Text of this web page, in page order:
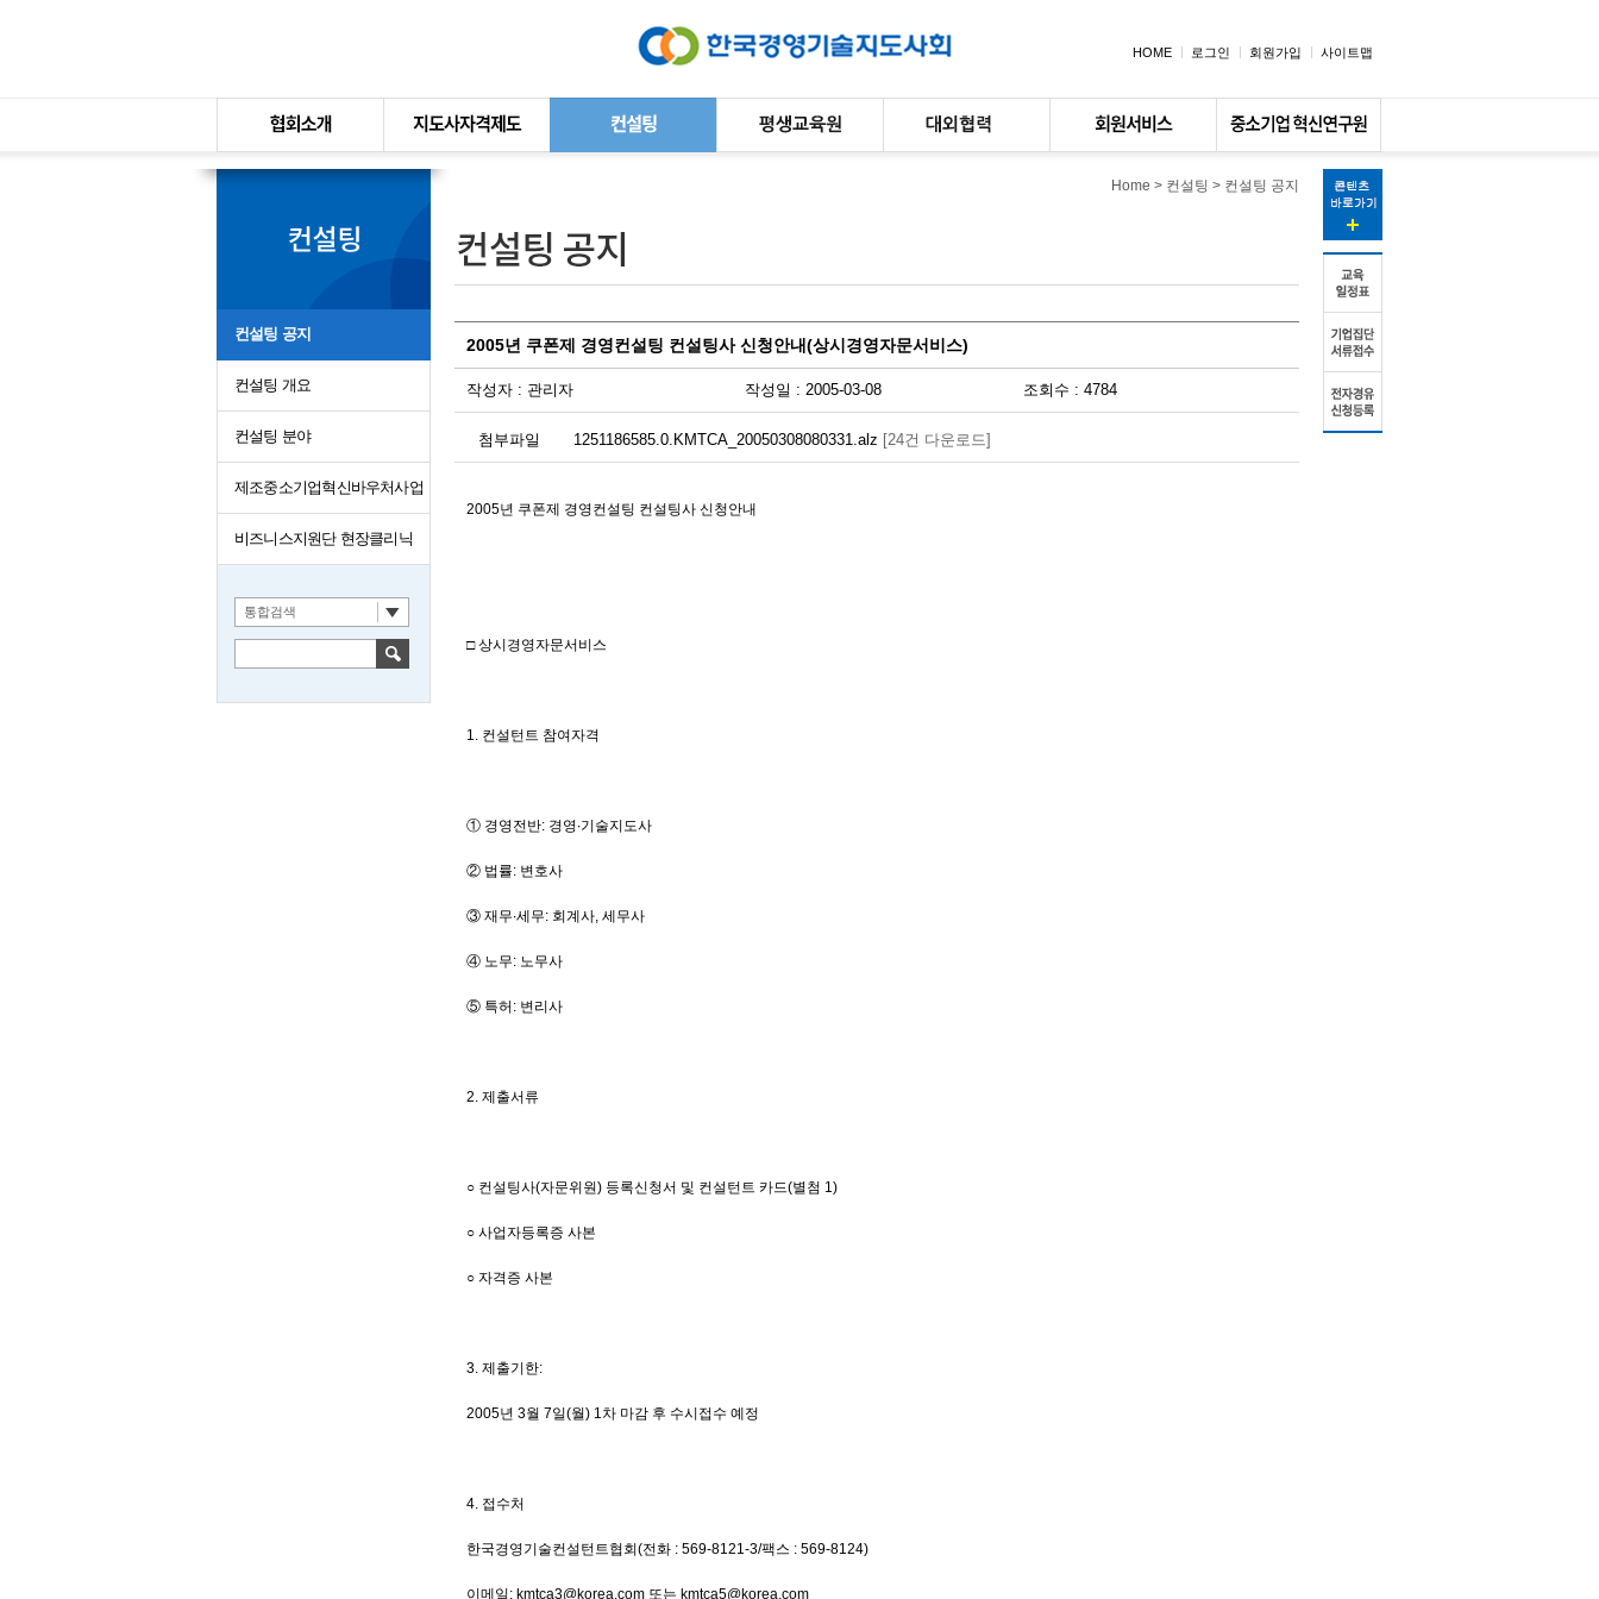
HOME 로그인 회원가입 사이트맵
컨설팅 공지
컨설팅 개요
컨설팅 분야
제조중소기업혁신바우처사업
비즈니스지원단 현장클리닉
통합검색
Home > 컨설팅 > 컨설팅 공지
2005년 쿠폰제 경영컨설팅 컨설팅사 신청안내(상시경영자문서비스)
작성자 : 관리자 작성일 : 2005-03-08 조회수 : 4784
첨부파일 1251186585.0.KMTCA_20050308080331.alz [24건 다운로드]
2005년 쿠폰제 경영컨설팅 컨설팅사 신청안내
□ 상시경영자문서비스
1. 컨설턴트 참여자격
① 경영전반: 경영∙기술지도사
② 법률: 변호사
③ 재무∙세무: 회계사, 세무사
④ 노무: 노무사
⑤ 특허: 변리사
2. 제출서류
○ 컨설팅사(자문위원) 등록신청서 및 컨설턴트 카드(별첨 1)
○ 사업자등록증 사본
○ 자격증 사본
3. 제출기한:
2005년 3월 7일(월) 1차 마감 후 수시접수 예정
4. 접수처
한국경영기술컨설턴트협회(전화 : 569-8121-3/팩스 : 569-8124)
이메일: kmtca3@korea.com 또는 kmtca5@korea.com